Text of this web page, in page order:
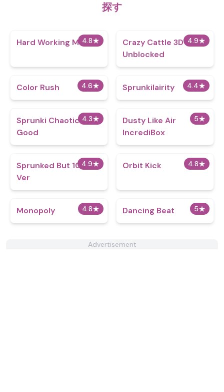
探す
4.8★
Hard Working Man 4.9★
Crazy Cattle 3D
Unblocked
4.6★
Color Rush 4.4★
Sprunkilairity
4.3★
Sprunki Chaotic
Good
5★
Dusty Like Air
IncrediBox
4.9★
Sprunked But 100th
Ver
4.8★
Orbit Kick
4.8★
Monopoly 5★
Dancing Beat
Advertisement